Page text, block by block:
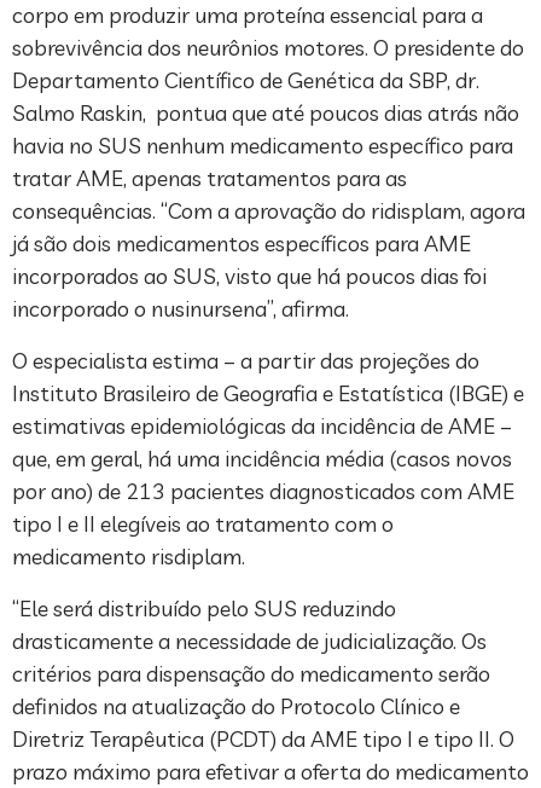
corpo em produzir uma proteína essencial para a
sobrevivência dos neurônios motores. O presidente do
Departamento Científico de Genética da SBP, dr.
Salmo Raskin, pontua que até poucos dias atrás não
havia no SUS nenhum medicamento específico para
tratar AME, apenas tratamentos para as
consequências. “Com a aprovação do ridisplam, agora
já são dois medicamentos específicos para AME
incorporados ao SUS, visto que há poucos dias foi
incorporado o nusinursena”, afirma.
O especialista estima – a partir das projeções do
Instituto Brasileiro de Geografia e Estatística (IBGE) e
estimativas epidemiológicas da incidência de AME –
que, em geral, há uma incidência média (casos novos
por ano) de 213 pacientes diagnosticados com AME
tipo I e II elegíveis ao tratamento com o
medicamento risdiplam.
“Ele será distribuído pelo SUS reduzindo
drasticamente a necessidade de judicialização. Os
critérios para dispensação do medicamento serão
definidos na atualização do Protocolo Clínico e
Diretriz Terapêutica (PCDT) da AME tipo I e tipo II. O
prazo máximo para efetivar a oferta do medicamento